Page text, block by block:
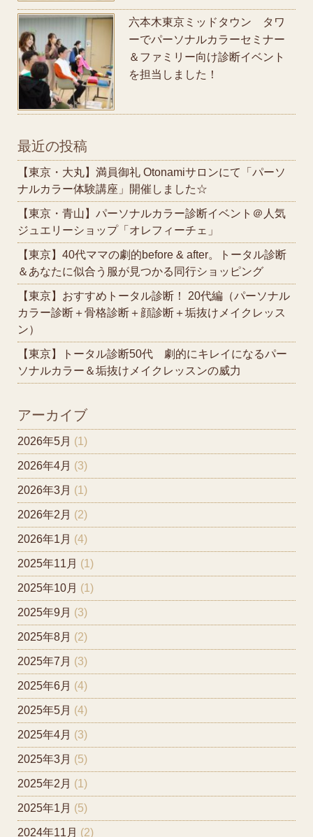
六本木東京ミッドタウン タワ
ーでパーソナルカラーセミナー
＆ファミリー向け診断イベント
を担当しました！
最近の投稿
【東京・大丸】満員御礼 Otonamiサロンにて「パーソ
ナルカラー体験講座」開催しました☆
【東京・青山】パーソナルカラー診断イベント＠人気
ジュエリーショップ「オレフィーチェ」
【東京】40代ママの劇的before & after。トータル診断
＆あなたに似合う服が見つかる同行ショッピング
【東京】おすすめトータル診断！ 20代編（パーソナル
カラー診断＋骨格診断＋顔診断＋垢抜けメイクレッス
ン）
【東京】トータル診断50代 劇的にキレイになるパー
ソナルカラー＆垢抜けメイクレッスンの威力
アーカイブ
2026年5月 (1)
2026年4月 (3)
2026年3月 (1)
2026年2月 (2)
2026年1月 (4)
2025年11月 (1)
2025年10月 (1)
2025年9月 (3)
2025年8月 (2)
2025年7月 (3)
2025年6月 (4)
2025年5月 (4)
2025年4月 (3)
2025年3月 (5)
2025年2月 (1)
2025年1月 (5)
2024年11月 (2)